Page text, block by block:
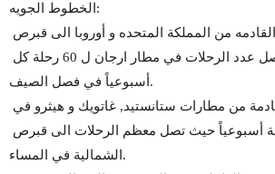
الخطوط الجويه:
أسبوعياً في فصل الصيف.
الشمالية في المساء.